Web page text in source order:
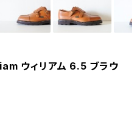
ウィリアム 6.5 ブラウ